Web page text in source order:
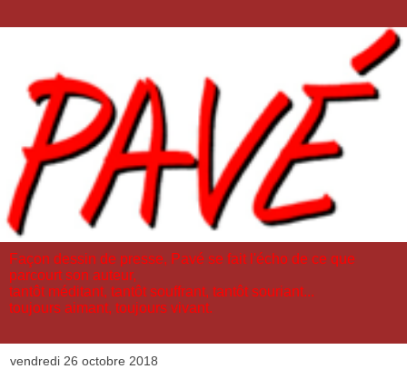
Façon dessin de presse, Pavé se fait l'écho de ce que
parcourt son auteur,
tantôt méditant, tantôt souffrant, tantôt souriant...
toujours aimant, toujours vivant.
vendredi 26 octobre 2018